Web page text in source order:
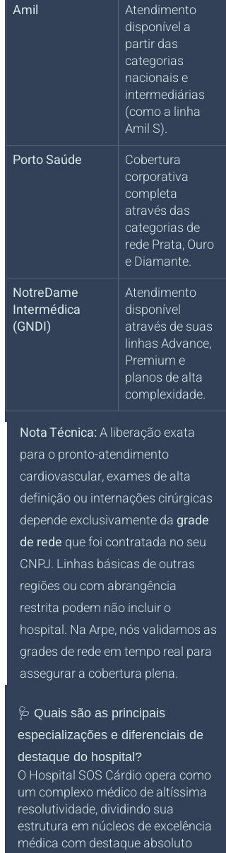
Amil
Atendimento
disponível a
partir das
categorias
nacionais e
intermediárias
(como a linha
Amil S).
Porto Saúde
Cobertura
corporativa
completa
através das
categorias de
rede Prata, Ouro
e Diamante.
NotreDame
Intermédica
(GNDI)
Atendimento
disponível
através de suas
linhas Advance,
Premium e
planos de alta
complexidade.
Nota Técnica: A liberação exata
para o pronto-atendimento
cardiovascular, exames de alta
definição ou internações cirúrgicas
depende exclusivamente da grade
de rede que foi contratada no seu
CNPJ. Linhas básicas de outras
regiões ou com abrangência
restrita podem não incluir o
hospital. Na Arpe, nós validamos as
grades de rede em tempo real para
assegurar a cobertura plena.
🩺 Quais são as principais
especializações e diferenciais de
destaque do hospital?
O Hospital SOS Cárdio opera como
um complexo médico de altíssima
resolutividade, dividindo sua
estrutura em núcleos de excelência
médica com destaque absoluto